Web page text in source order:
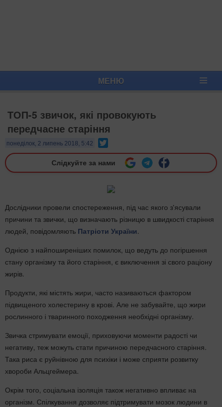
МЕНЮ
ТОП-5 звичок, які провокують
передчасне старіння
понеділок, 2 липень 2018, 5:42
Слідкуйте за нами
Дослідники провели спостереження, під час якого з'ясували
причини та звички, що визначають різницю в швидкості старіння
людей, повідомляють Патріоти України.
Однією з найпоширеніших помилок, що ведуть до погіршення
стану організму та його старіння, є виключення зі свого раціону
жирів.
Продукти, які містять жири, часто називаються фактором
підвищеного холестерину в крові. Але не забувайте, що жири
рослинного і тваринного походження необхідні організму.
Звичка стримувати емоції, приховуючи моменти радості чи
негативу, теж можуть стати причиною передчасного старіння.
Така риса є руйнівною для психіки і може сприяти розвитку
хвороби Альцгеймера.
Окрім того, соціальна ізоляція також негативно впливає на
організм. Спілкування дозволяє підтримувати мозок людини в